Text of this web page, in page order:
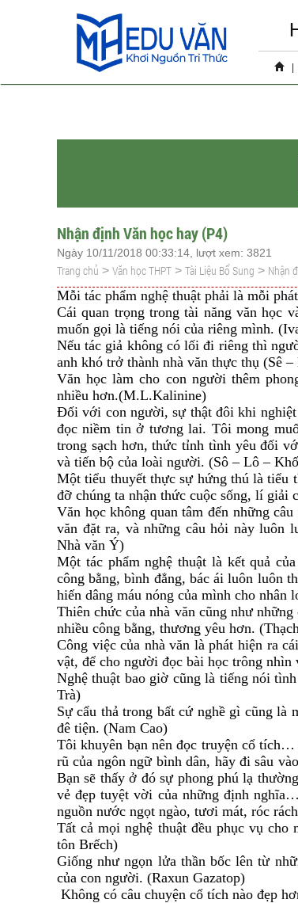
Nhận định Văn học hay (P4)
Ngày 10/11/2018 00:33:14, lượt xem: 3821
Trang chủ > Văn học THPT > Tài Liệu Bổ Sung > Nhận
Mỗi tác phẩm nghệ thuật phải là mỗi
Cái quan trọng trong tài năng văn học
muốn gọi là tiếng nói của riêng mình.
Nếu tác giả không có lối đi riêng thì
anh khó trở thành nhà văn thực thụ (Sê
Văn học làm cho con người thêm
nhiều hơn.(M.L.Kalinine)
Đối với con người, sự thật đôi khi nghiệt
đọc niềm tin ở tương lai. Tôi mong
trong sạch hơn, thức tỉnh tình yêu đối
và tiến bộ của loài người. (Sô – Lô –
Một tiểu thuyết thực sự hứng thú là tiểu
đỡ chúng ta nhận thức cuộc sống, lí
Văn học không quan tâm đến những
văn đặt ra, và những câu hỏi này luôn
Nhà văn Ý)
Một tác phẩm nghệ thuật là kết quả
công bằng, bình đẳng, bác ái luôn luôn
hiến dâng máu nóng của mình cho nhân
Thiên chức của nhà văn cũng như
nhiều công bằng, thương yêu hơn.
Công việc của nhà văn là phát hiện ra
vật, để cho người đọc bài học trông
Nghệ thuật bao giờ cũng là tiếng nói
Trà)
Sự cẩu thả trong bất cứ nghề gì cũng
đê tiện. (Nam Cao)
Tôi khuyên bạn nên đọc truyện cổ
rũ của ngôn ngữ bình dân, hãy đi sâu
Bạn sẽ thấy ở đó sự phong phú lạ
vẻ đẹp tuyệt vời của những định
nguồn nước ngọt ngào, tươi mát, róc
Tất cả mọi nghệ thuật đều phục vụ
tôn Brếch)
Giống như ngọn lửa thần bốc lên từ
của con người. (Raxun Gazatop)
Không có câu chuyện cổ tích nào đẹp